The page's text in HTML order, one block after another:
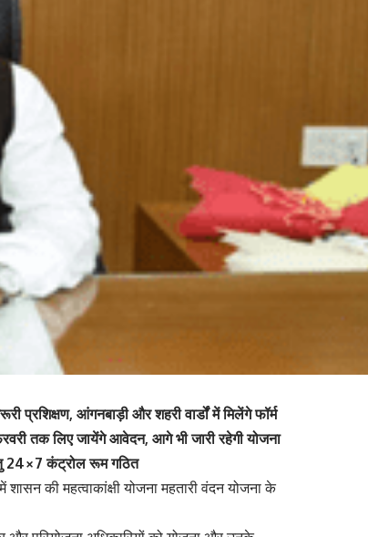
प्रशिक्षण, आंगनबाड़ी और शहरी वार्डों में मिलेंगे फॉर्म
तक लिए जायेंगे आवेदन, आगे भी जारी रहेगी योजना
24×7 कंट्रोल रूम गठित
की महत्वाकांक्षी योजना महतारी वंदन योजना के